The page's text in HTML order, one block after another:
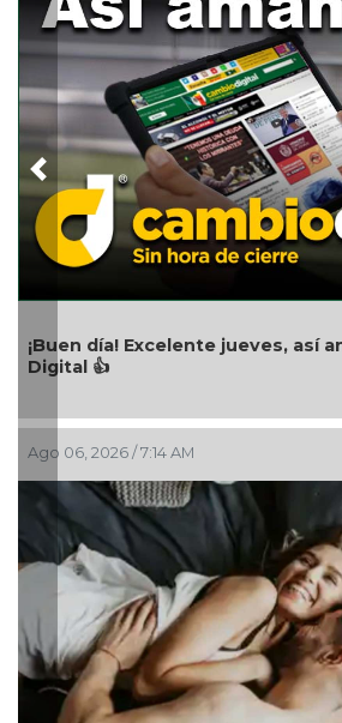
¡Buen día! Excelente jueves, así
Digital 👍
Ago 06, 2026 / 7:14 AM
Previous